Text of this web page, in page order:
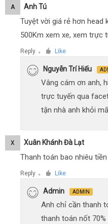
A Anh Tú
Tuyệt vời giá rẻ hơn head
500Km xem xe, xem trực
Reply ● Like
Nguyễn Trí Hiếu
Vâng cám ơn anh,
trực tuyến qua
tận nhà anh khỏi
X Xuân Khánh Đà Lạt
Thanh toán bao nhiêu
Reply ● Like
Admin ADMIN
Anh chỉ cần thanh
thanh toán nốt 70%